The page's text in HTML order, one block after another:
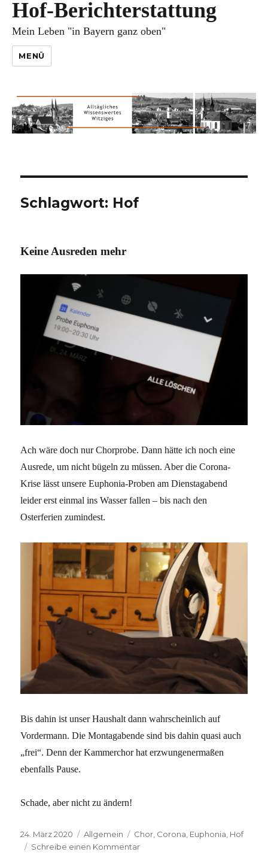
Hof-Berichterstattung
Mein Leben "in Bayern ganz oben"
MENÜ
Schlagwort: Hof
Keine Ausreden mehr
Ach wäre doch nur Chorprobe. Dann hätte ich noch eine
Ausrede, um nicht bügeln zu müssen. Aber die Corona-
Krise lässt unsere Euphonia-Proben am Dienstagabend
leider erst einmal ins Wasser fallen – bis nach den
Osterferien zumindest.
Bis dahin ist unser Haushalt dann wahrscheinlich auf
Vordermann. Die Montagabende sind bis dahin quasi auch
„frei“. Denn der Kammerchor hat erzwungenermaßen
ebenfalls Pause.
Schade, aber nicht zu ändern!
Veröffentlicht
am
24. März 2020 Kategorien
Allgemein Schlagwörter
Chor Corona Euphonia Hof
Schreibe einen Kommentarzu